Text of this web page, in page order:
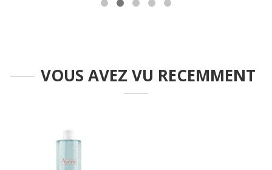
VOUS AVEZ VU RECEMMENT